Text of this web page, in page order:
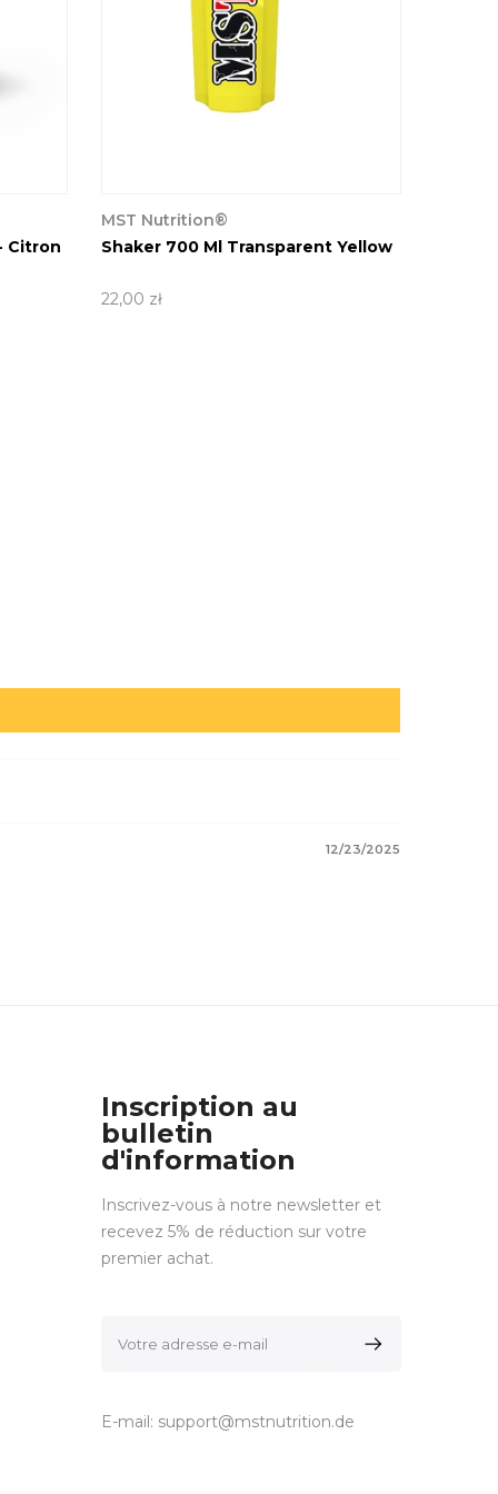
MST Nutrition®
Best Mass Gainer 3 Kg Chocolate
259,00 zł
12/23/2025
Inscription au
bulletin
d'information
Inscrivez-vous à notre newsletter et
recevez 5% de réduction sur votre
premier achat.
E-mail: support@mstnutrition.de